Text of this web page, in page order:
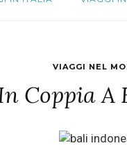
VIAGGI NEL
Coppia